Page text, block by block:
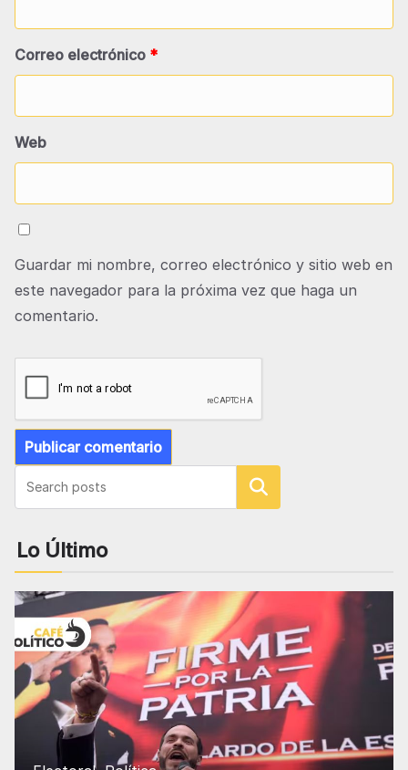
Correo electrónico *
Web
Guardar mi nombre, correo electrónico y sitio web en
este navegador para la próxima vez que haga un
comentario.
Buscar
Lo Último